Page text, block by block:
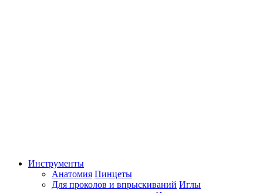
Инструменты
Анатомия Пинцеты
Для проколов и впрыскиваний Иглы